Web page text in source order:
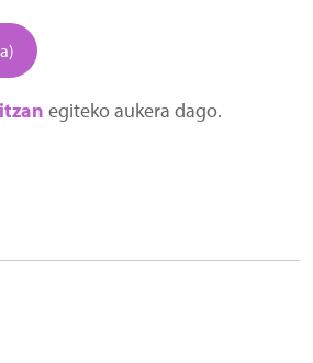
egiteko aukera dago.